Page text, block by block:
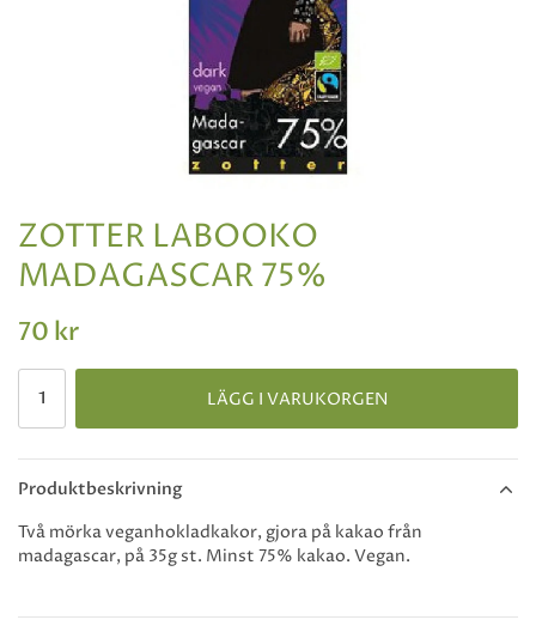
ZOTTER LABOOKO
MADAGASCAR 75%
70 kr
LÄGG I VARUKORGEN
Produktbeskrivning
Två mörka veganhokladkakor, gjora på kakao från
madagascar, på 35g st. Minst 75% kakao. Vegan.